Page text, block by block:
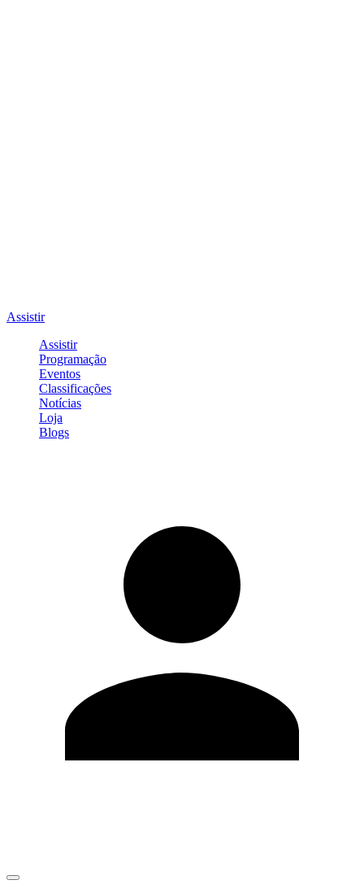
Assistir
Assistir
Programação
Eventos
Classificações
Notícias
Loja
Blogs